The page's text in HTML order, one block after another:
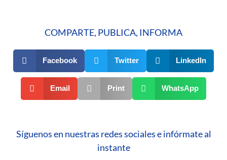
COMPARTE, PUBLICA, INFORMA
Facebook Twitter LinkedIn
Email Print WhatsApp
Síguenos en nuestras redes sociales e infórmate al
instante